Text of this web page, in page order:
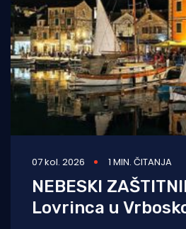
07 kol. 2026 1 MIN. ČITANJA
NEBESKI
Lovrinca u